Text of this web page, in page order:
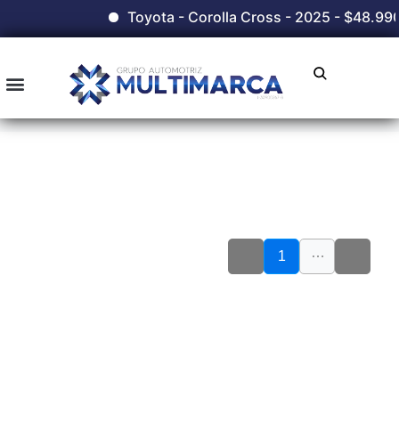
Toyota - Corolla Cross - 2025 -
1 …